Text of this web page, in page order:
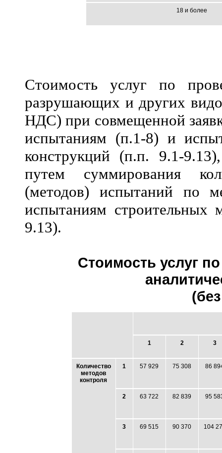
18 и более
Стоимость услуг по
разрушающих и других
НДС) при совмещенной
испытаниям (п.1-8) и
конструкций (п.п. 9.1-
путем суммирования
(методов) испытаний по
испытаниям строительных
9.13).
Стоимость услуг
1 2 3
Количество
методов
контроля
1 57 929 75 308 86
2 63 722 82 839 95
3 69 515 90 370 104